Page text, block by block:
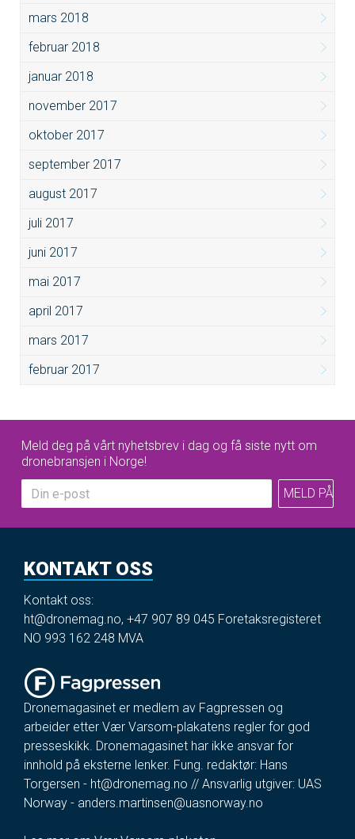
mars 2018
februar 2018
januar 2018
november 2017
oktober 2017
september 2017
august 2017
juli 2017
juni 2017
mai 2017
april 2017
mars 2017
februar 2017
Meld deg på vårt nyhetsbrev i dag og få siste nytt om
dronebransjen i Norge!
KONTAKT OSS
Kontakt oss:
ht@dronemag.no, +47 907 89 045 Foretaksregisteret
NO 993 162 248 MVA
Dronemagasinet er medlem av Fagpressen og
arbeider etter Vær Varsom-plakatens regler for god
presseskikk. Dronemagasinet har ikke ansvar for
innhold på eksterne lenker. Fung. redaktør: Hans
Torgersen - ht@dronemag.no // Ansvarlig utgiver: UAS
Norway - anders.martinsen@uasnorway.no